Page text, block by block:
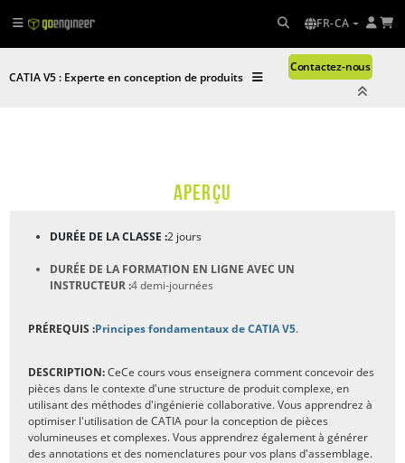
FR-CA
CATIA V5 : Experte en conception de produits
Contactez-nous
APERÇU
DURÉE DE LA CLASSE :2 jours
DURÉE DE LA FORMATION EN LIGNE AVEC UN
INSTRUCTEUR :4 demi-journées
PRÉREQUIS :Principes fondamentaux de CATIA V5.
DESCRIPTION:CeCe cours vous enseignera comment concevoir des
pièces dans le contexte d'une structure de produit complexe, en
utilisant des méthodes d'ingénierie collaborative. Vous apprendrez à
optimiser l'utilisation de CATIA pour la conception de pièces
volumineuses et complexes. Vous apprendrez également à générer
des annotations et des nomenclatures pour vos plans d'assemblage.